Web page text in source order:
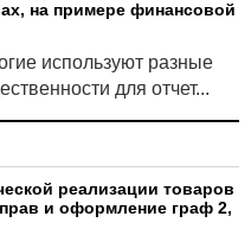
на примере финансовой
используют разные
для отчет...
реализации товаров
и оформление граф 2,